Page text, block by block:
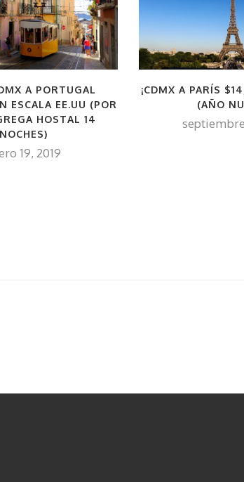
A PORTUGAL
ESCALA EE.UU (POR
HOSTAL 14
NOCHES)
19, 2019
¡CDMX A PARÍS
(AÑO